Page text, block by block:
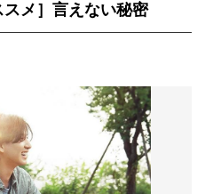
スメ］言えない秘密